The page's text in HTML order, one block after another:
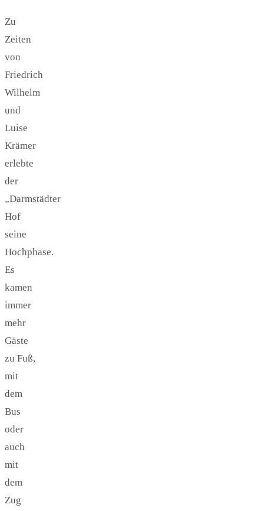
Zu
Zeiten
von
Friedrich
Wilhelm
und
Luise
Krämer
erlebte
der
„Darmstädter
Hof
seine
Hochphase.
Es
kamen
immer
mehr
Gäste
zu Fuß,
mit
dem
Bus
oder
auch
mit
dem
Zug